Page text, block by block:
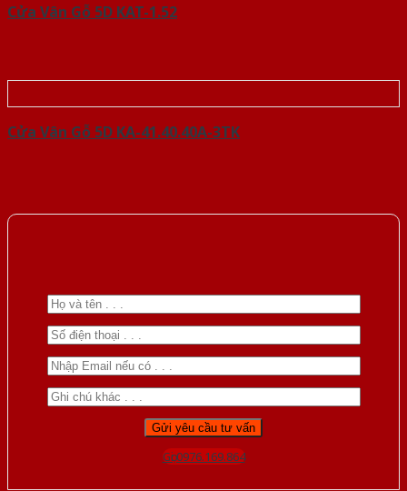
Cửa Vân Gỗ 5D KAT-1.52
Cửa Vân Gỗ 5D KA-41.40.40A-3TK
Gọi 0976.169.864